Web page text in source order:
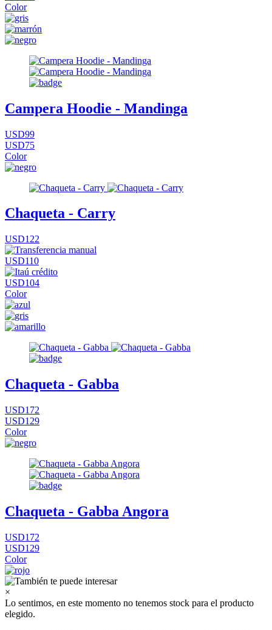
Color
Campera Hoodie - Mandinga
USD99
USD75
Color
Chaqueta - Carry
USD122
USD110
USD104
Color
Chaqueta - Gabba
USD172
USD129
Color
Chaqueta - Gabba Angora
USD172
USD129
Color
×
Lo sentimos, en este momento no tenemos stock para el producto
elegido.